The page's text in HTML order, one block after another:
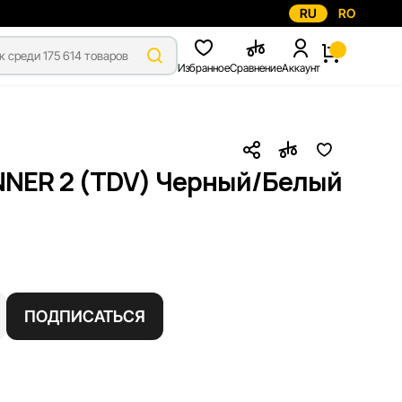
RU RO
ИзбранноеСравнениеАккаунт
2 (TDV) Черный/Белый
ПОДПИСАТЬСЯ